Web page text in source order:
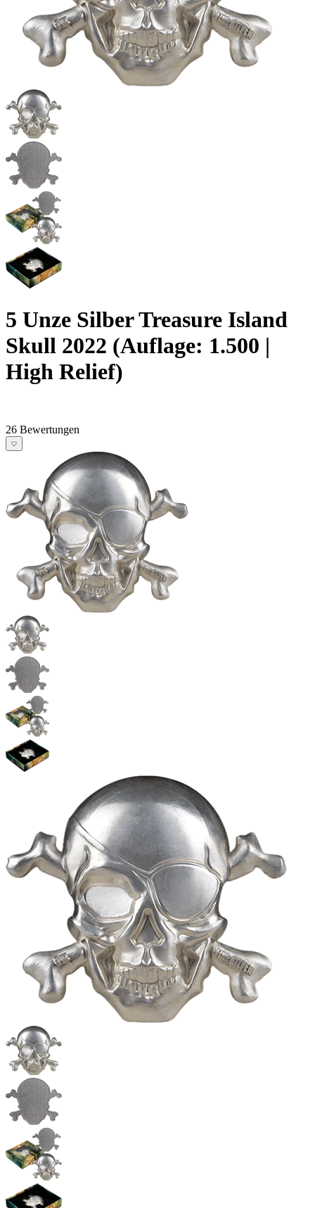
5 Unze Silber Treasure Island
Skull 2022 (Auflage: 1.500 |
High Relief)
26 Bewertungen